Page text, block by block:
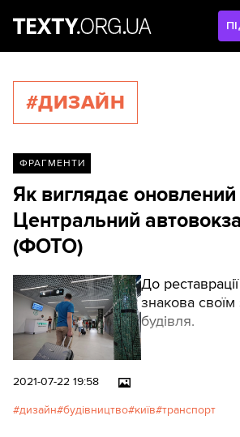
#ДИЗАЙН
ФРАГМЕНТИ
Як виглядає оновлений
Центральний
(ФОТО)
До
знакова
будівля.
2021-07-22 19:58
дизайн будівництво київ транспорт